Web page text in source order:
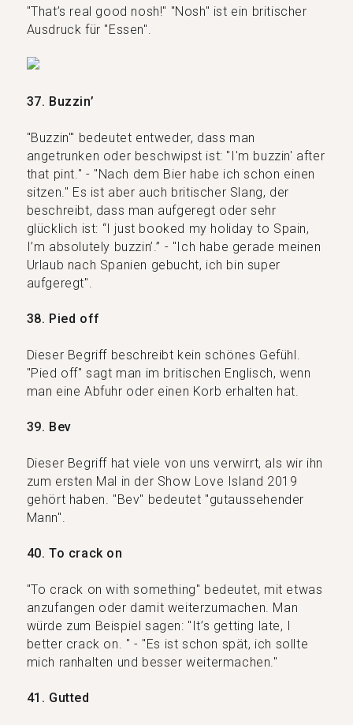
"That’s real good nosh!" "Nosh" ist ein britischer
Ausdruck für "Essen".
37. Buzzin’
"Buzzin'" bedeutet entweder, dass man
angetrunken oder beschwipst ist: "I'm buzzin' after
that pint." - "Nach dem Bier habe ich schon einen
sitzen." Es ist aber auch britischer Slang, der
beschreibt, dass man aufgeregt oder sehr
glücklich ist: “I just booked my holiday to Spain,
I’m absolutely buzzin’.” - "Ich habe gerade meinen
Urlaub nach Spanien gebucht, ich bin super
aufgeregt".
38. Pied off
Dieser Begriff beschreibt kein schönes Gefühl.
"Pied off" sagt man im britischen Englisch, wenn
man eine Abfuhr oder einen Korb erhalten hat.
39. Bev
Dieser Begriff hat viele von uns verwirrt, als wir ihn
zum ersten Mal in der Show Love Island 2019
gehört haben. "Bev" bedeutet "gutaussehender
Mann".
40. To crack on
"To crack on with something" bedeutet, mit etwas
anzufangen oder damit weiterzumachen. Man
würde zum Beispiel sagen: "It’s getting late, I
better crack on. " - "Es ist schon spät, ich sollte
mich ranhalten und besser weitermachen."
41. Gutted